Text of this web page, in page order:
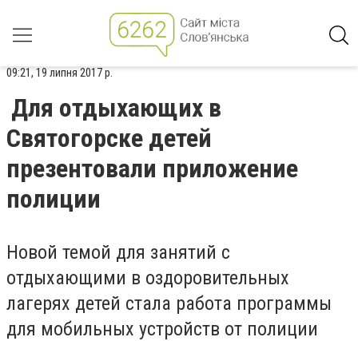
09:21, 19 липня 2017 р.
Для отдыхающих в
Святогорске детей
презентовали приложение
полиции
Новой темой для занятий с
отдыхающими в оздоровительных
лагерях детей стала работа программы
для мобильных устройств от полиции